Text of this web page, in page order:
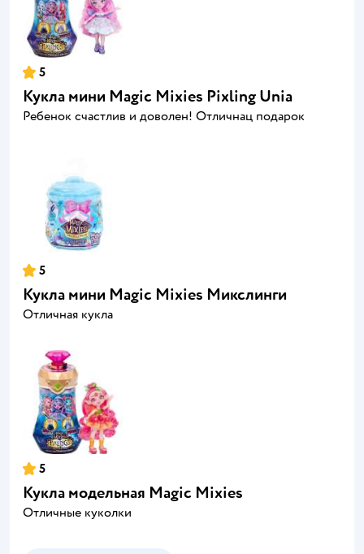
5
Кукла мини Magic Mixies Pixling Unia
Ребенок счастлив и доволен! Отличнац подарок
5
Кукла мини Magic Mixies Микслинги
Отличная кукла
5
Кукла модельная Magic Mixies
Отличные куколки